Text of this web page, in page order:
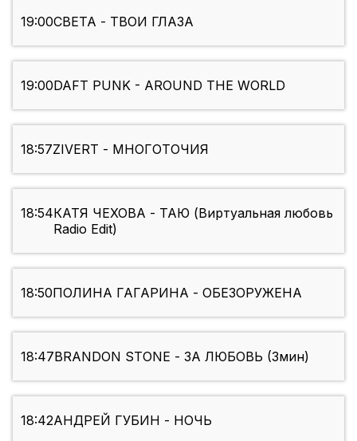
19:00СВЕТА - ТВОИ ГЛАЗА
19:00DAFT PUNK - AROUND THE WORLD
18:57ZIVERT - МНОГОТОЧИЯ
18:54КАТЯ ЧЕХОВА - ТАЮ (Виртуальная любовь
Radio Edit)
18:50ПОЛИНА ГАГАРИНА - ОБЕЗОРУЖЕНА
18:47BRANDON STONE - ЗА ЛЮБОВЬ (3мин)
18:42АНДРЕЙ ГУБИН - НОЧЬ